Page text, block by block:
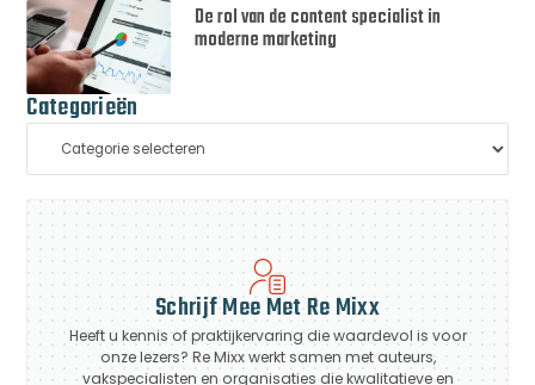
De rol van de content specialist in
moderne marketing
Categorieën
Schrijf Mee Met Re Mixx
Heeft u kennis of praktijkervaring die waardevol is voor
onze lezers? Re Mixx werkt samen met auteurs,
vakspecialisten en organisaties die kwalitatieve en